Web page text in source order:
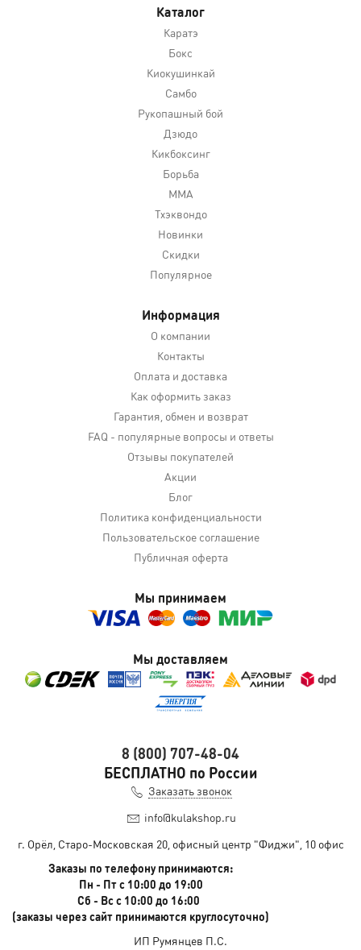
Каталог
Каратэ
Бокс
Киокушинкай
Самбо
Рукопашный бой
Дзюдо
Кикбоксинг
Борьба
MMA
Тхэквондо
Новинки
Скидки
Популярное
Информация
О компании
Контакты
Оплата и доставка
Как оформить заказ
Гарантия, обмен и возврат
FAQ - популярные вопросы и ответы
Отзывы покупателей
Акции
Блог
Политика конфиденциальности
Пользовательское соглашение
Публичная оферта
Мы принимаем
Мы доставляем
8 (800) 707-48-04
БЕСПЛАТНО по России
Заказать звонок
info@kulakshop.ru
г. Орёл, Старо-Московская 20, офисный центр "Фиджи", 10 офис
Заказы по телефону принимаются:
Пн - Пт с 10:00 до 19:00
Сб - Вс с 10:00 до 16:00
(заказы через сайт принимаются круглосуточно)
ИП Румянцев П.С.